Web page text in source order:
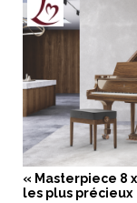
« Masterpiece 8
les plus précieux